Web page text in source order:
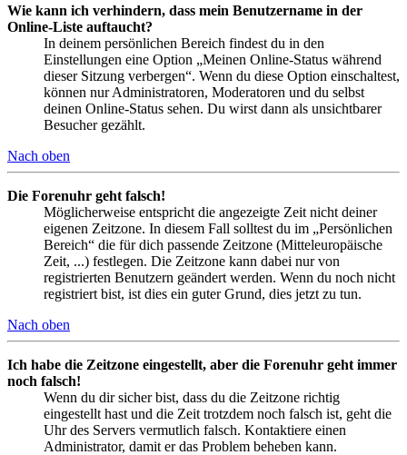
Wie kann ich verhindern, dass mein Benutzername in der
Online-Liste auftaucht?
In deinem persönlichen Bereich findest du in den
Einstellungen eine Option „Meinen Online-Status während
dieser Sitzung verbergen“. Wenn du diese Option einschaltest,
können nur Administratoren, Moderatoren und du selbst
deinen Online-Status sehen. Du wirst dann als unsichtbarer
Besucher gezählt.
Nach oben
Die Forenuhr geht falsch!
Möglicherweise entspricht die angezeigte Zeit nicht deiner
eigenen Zeitzone. In diesem Fall solltest du im „Persönlichen
Bereich“ die für dich passende Zeitzone (Mitteleuropäische
Zeit, ...) festlegen. Die Zeitzone kann dabei nur von
registrierten Benutzern geändert werden. Wenn du noch nicht
registriert bist, ist dies ein guter Grund, dies jetzt zu tun.
Nach oben
Ich habe die Zeitzone eingestellt, aber die Forenuhr geht immer
noch falsch!
Wenn du dir sicher bist, dass du die Zeitzone richtig
eingestellt hast und die Zeit trotzdem noch falsch ist, geht die
Uhr des Servers vermutlich falsch. Kontaktiere einen
Administrator, damit er das Problem beheben kann.